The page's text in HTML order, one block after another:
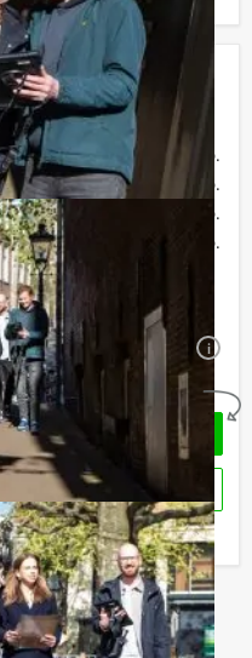
€ 72,50 p.p.
€ 69,50 p.p.
€ 66,50 p.p.
€ 64,50 p.p.
i
Geheel vrijblijvend
dit uitje